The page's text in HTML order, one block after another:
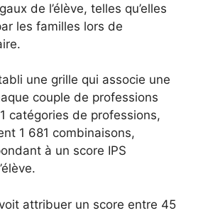
de l’élève, telles qu’elles
les familles lors de
une grille qui associe une
couple de professions
catégories de professions,
1 681 combinaisons,
à un score IPS
attribuer un score entre 45